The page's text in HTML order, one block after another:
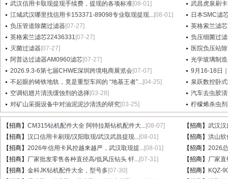
武汉信用卡取现提现手续费，提现的各项标准[08-01]
武昌虎泉刷
江城武汉哪里找信用卡153371-89098专业取现提现...[08-01]
日本SMC滤
负压管道除菌过滤器[07-27]
英格索兰滤
英格索兰滤芯22436331 [07-27]
负压细菌过
灭菌过滤器[07-27]
医院负压站
阿普达过滤器AM0960滤芯[07-27]
光学玻璃制
2026.9.3-6第七届CHWE深圳跨境电商展览会[07-07]
9月16-18日
不起眼的铸铁地轨，竟是重型车间的 “地基王者”...[04-25]
泉跃数控卧
空调铝翅片清洗缓蚀剂的选择[03-28]
汽车去虫胶
对矿山采掘设备中对油泥泥沙清洗的研究[03-25] 柠檬烯杀虫
【招商】 CM315钻机配件大全 阿特拉斯钻机配件大...[08-07] 【招商】 武汉汉
【招商】 汉口信用卡刷现/汉阳取现/武汉武昌提现...[08-01] 【招商】 洪山
【招商】 2026年信用卡风控越来越严，武汉取现提...[08-01] 【招商】 2026
【招商】 厂家批发零售各种直径高/低风压钻头 钎...[07-31] 【招商】 厂家
【招商】 金科JK钻机配件大全，型号多 [07-30] 【招商】
KQZ-